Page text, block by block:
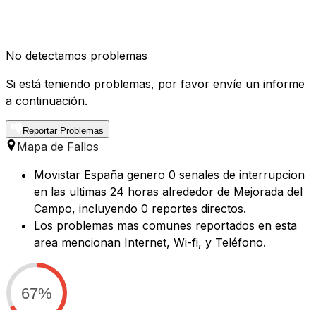
No detectamos problemas
Si está teniendo problemas, por favor envíe un informe
a continuación.
Reportar Problemas
Mapa de Fallos
Movistar España genero 0 senales de interrupcion
en las ultimas 24 horas alrededor de Mejorada del
Campo, incluyendo 0 reportes directos.
Los problemas mas comunes reportados en esta
area mencionan Internet, Wi-fi, y Teléfono.
67%